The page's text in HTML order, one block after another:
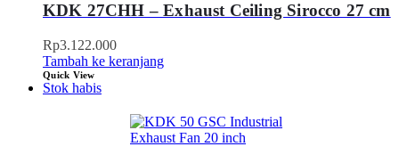
KDK 27CHH – Exhaust Ceiling Sirocco 27 cm
Rp3.122.000
Tambah ke keranjang
Quick View
Stok habis